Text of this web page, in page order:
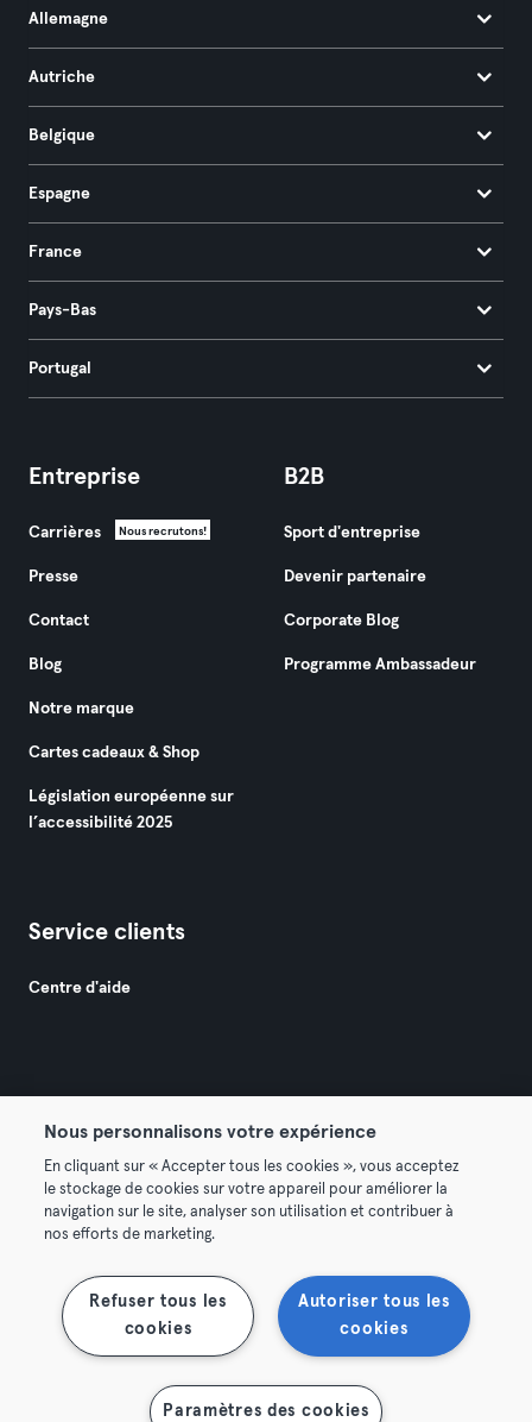
Afficher la carte
Allemagne
Autriche
Belgique
Espagne
France
Pays-Bas
Portugal
Entreprise
Carrières Nous recrutons!
Presse
Contact
Blog
Notre marque
Cartes cadeaux & Shop
Législation européenne sur
l’accessibilité 2025
B2B
Sport d'entreprise
Devenir partenaire
Corporate Blog
Programme Ambassadeur
Service clients
Centre d'aide
Conditions générales Politique de confidentialité
Mentions légales Résilier les contrats ici
Se rétracter ici
Nous personnalisons votre expérience
En cliquant sur « Accepter tous les cookies », vous acceptez
le stockage de cookies sur votre appareil pour améliorer la
navigation sur le site, analyser son utilisation et contribuer à
nos efforts de marketing.
Autoriser tous les
cookies
Refuser tous les
cookies
Paramètres des cookies